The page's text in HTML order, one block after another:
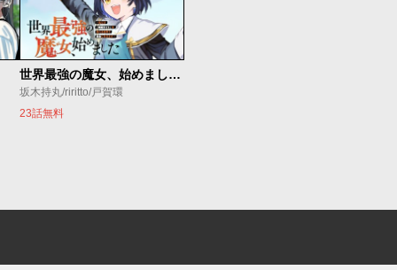
世界最強の魔女、始めました ～私だけ『攻略サイト』を見れる世界で自由に生きます～
坂木持丸/riritto/戸賀環
23話無料